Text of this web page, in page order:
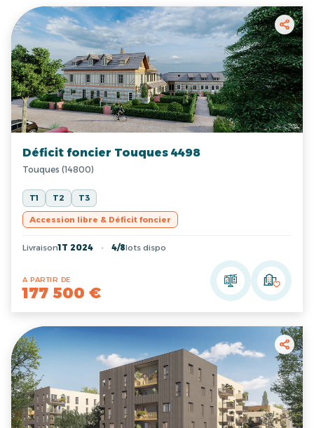
Déficit foncier Touques 4498
Touques (14800)
T1 T2 T3
Accession libre & Déficit foncier
Livraison1T 2024 4/8lots dispo
A PARTIR DE
177 500 €